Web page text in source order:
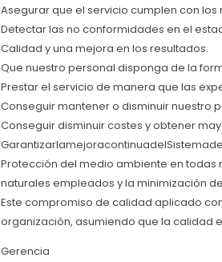
Asegurar que el servicio cumplen con
Detectar las no conformidades en el
Calidad y una mejora en los resultados.
Que nuestro personal disponga de la
Prestar el servicio de manera que las
Conseguir mantener o disminuir nuestro
Conseguir disminuir costes y obtener
Protección del medio ambiente en
naturales empleados y la minimización
Este compromiso de calidad aplicado
organización, asumiendo que la calidad
Gerencia